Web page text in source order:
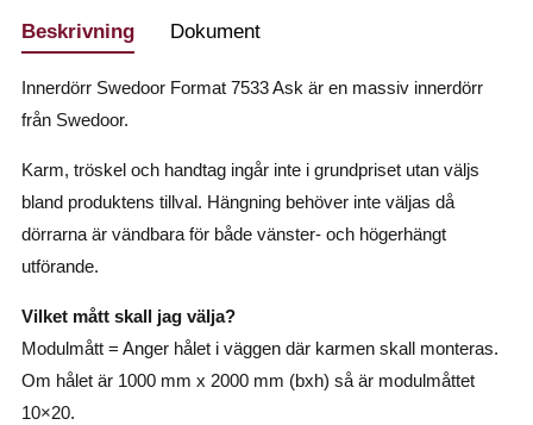
Beskrivning Dokument
Innerdörr Swedoor Format 7533 Ask är en massiv innerdörr
från Swedoor.
Karm, tröskel och handtag ingår inte i grundpriset utan väljs
bland produktens tillval. Hängning behöver inte väljas då
dörrarna är vändbara för både vänster- och högerhängt
utförande.
Vilket mått skall jag välja?
Modulmått = Anger hålet i väggen där karmen skall monteras.
Om hålet är 1000 mm x 2000 mm (bxh) så är modulmåttet
10×20.